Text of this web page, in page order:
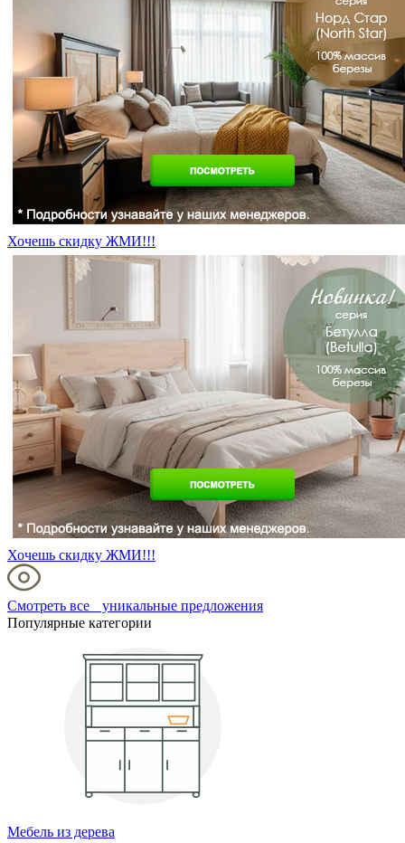
Хочешь скидку ЖМИ!!!
Хочешь скидку ЖМИ!!!
Смотреть все уникальные предложения
Популярные категории
Мебель из дерева